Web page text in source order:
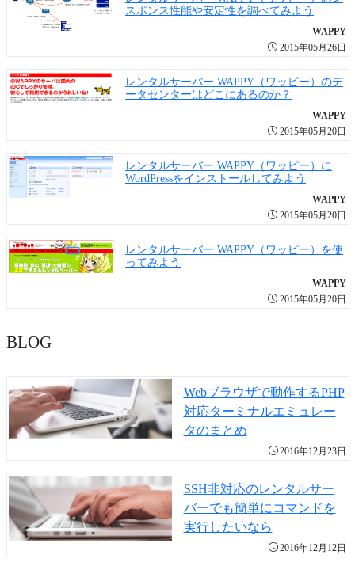
スポンス性能や安定性を調べてみよう
WAPPY
2015年05月26日
レンタルサーバー WAPPY（ワッピー）のデ
ータセンターはどこにあるのか？
WAPPY
2015年05月20日
レンタルサーバー WAPPY（ワッピー）に
WordPressをインストールしてみよう
WAPPY
2015年05月20日
レンタルサーバー WAPPY（ワッピー）を使
ってみよう
WAPPY
2015年05月20日
BLOG
Webブラウザで動作するPHP
対応ターミナルエミュレー
タのまとめ
2016年12月23日
SSH非対応のレンタルサー
バーでも簡単にコマンドを
実行したいなら
2016年12月12日